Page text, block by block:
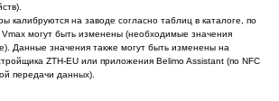
калибруются на заводе согласно таблиц в каталоге, по
Vmax могут быть изменены (необходимые значения
Данные значения также могут быть изменены на
ZTH-EU или приложения Belimo Assistant (по NFC
передачи данных).